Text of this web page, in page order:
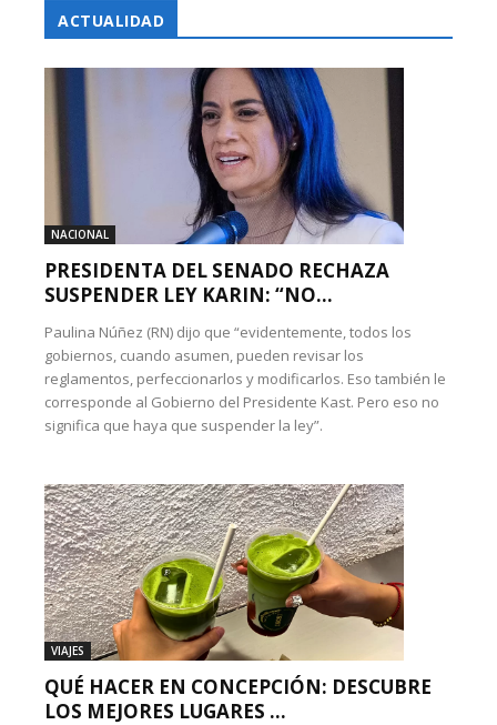
ACTUALIDAD
NACIONAL
PRESIDENTA DEL SENADO RECHAZA
SUSPENDER LEY KARIN: “NO...
Paulina Núñez (RN) dijo que “evidentemente, todos los
gobiernos, cuando asumen, pueden revisar los
reglamentos, perfeccionarlos y modificarlos. Eso también le
corresponde al Gobierno del Presidente Kast. Pero eso no
significa que haya que suspender la ley”.
VIAJES
QUÉ HACER EN CONCEPCIÓN: DESCUBRE
LOS MEJORES LUGARES ...